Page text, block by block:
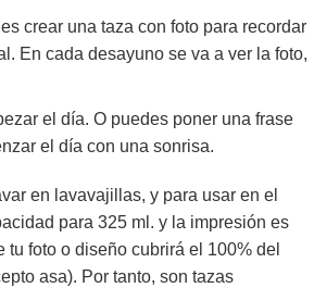
crear una taza con foto para recordar
En cada desayuno se va a ver la foto,
el día. O puedes poner una frase
el día con una sonrisa.
en lavavajillas, y para usar en el
para 325 ml. y la impresión es
tu foto o diseño cubrirá el 100% del
asa). Por tanto, son tazas